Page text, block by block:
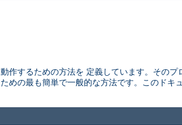
作するための方法を 定義しています。そのプ
の最も簡単で一般的な方法です。このドキュ